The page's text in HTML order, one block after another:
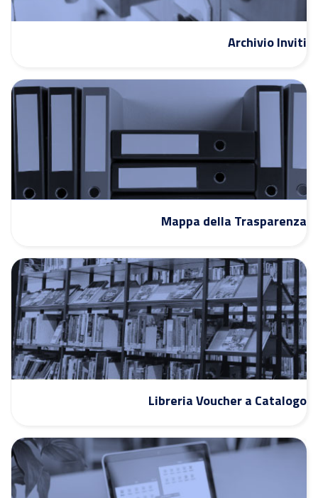
Archivio Inviti
Mappa della Trasparenza
Libreria Voucher a Catalogo